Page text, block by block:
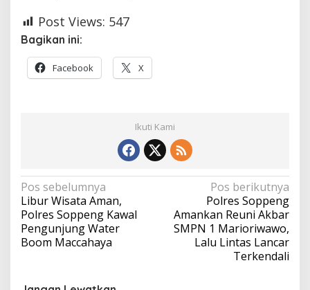
Post Views: 547
Bagikan ini:
Facebook X
Ikuti Kami
Navigasi
pos
Pos sebelumnya
Libur Wisata Aman,
Polres Soppeng Kawal
Pengunjung Water
Boom Maccahaya
Pos berikutnya
Polres Soppeng
Amankan Reuni Akbar
SMPN 1 Marioriwawo,
Lalu Lintas Lancar
Terkendali